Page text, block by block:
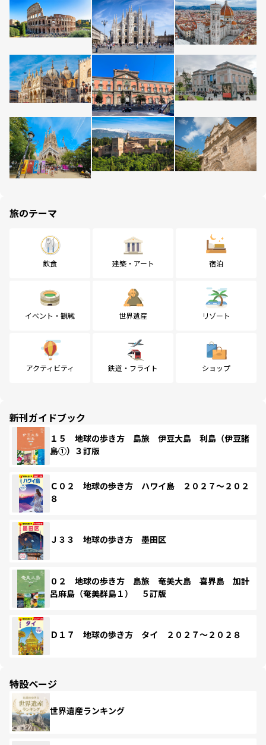
旅のテーマ
飲食 建築・アート 宿泊
イベント・観戦 世界遺産 リゾート
アクティビティ 鉄道・フライト ショップ
新刊ガイドブック
１５ 地球の歩き方 島旅 伊豆大島 利島（伊豆諸
島①）３訂版
Ｃ０２ 地球の歩き方 ハワイ島 ２０２７～２０２
８
Ｊ３３ 地球の歩き方 墨田区
０２ 地球の歩き方 島旅 奄美大島 喜界島 加計
呂麻島（奄美群島１） ５訂版
Ｄ１７ 地球の歩き方 タイ ２０２７～２０２８
特設ページ
世界遺産ランキング